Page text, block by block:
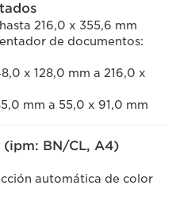
216,0 x 355,6 mm
de documentos:
x 128,0 mm a 216,0 x
mm a 55,0 x 91,0 mm
(ipm: BN/CL, A4)
automática de color